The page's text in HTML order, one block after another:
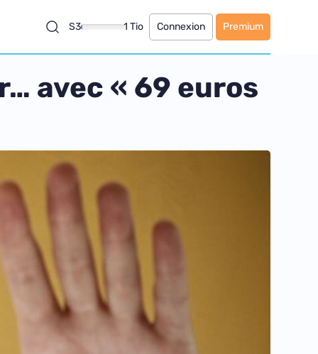
S3 1 Tio Connexion Premium
avec « 69 euros